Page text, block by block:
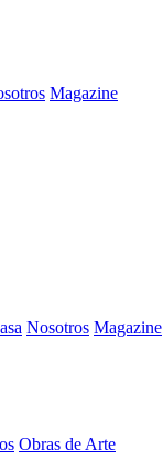
Magazine
Nosotros Magazine
Obras de Arte